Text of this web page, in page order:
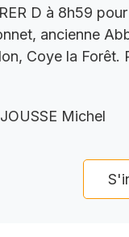
D à 8h59
ancienne
Coye la Forêt.
Michel